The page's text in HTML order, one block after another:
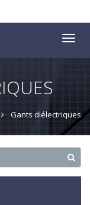
Gants diélectriques